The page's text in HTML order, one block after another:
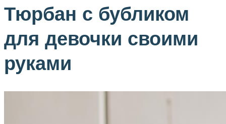
Тюрбан с бубликом
для девочки своими
руками